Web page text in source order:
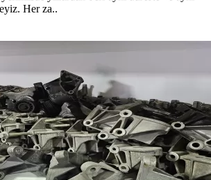
Her za..